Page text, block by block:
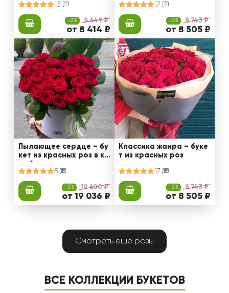
13
-3% 8 649 ₽
от 8 414 ₽
17
-3% 8 743 ₽
от 8 505 ₽
Пылающее сердце – бу
кет из красных роз в ко
робке
5
-3% 19 600 ₽
от 19 036 ₽
Классика жанра – буке
т из красных роз
17
-3% 8 743 ₽
от 8 505 ₽
Смотреть еще розы
ВСЕ КОЛЛЕКЦИИ БУКЕТОВ